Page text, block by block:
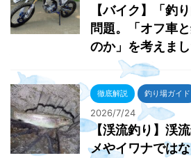
【バイク】「釣
問題。「オフ車
のか」を考えま
徹底解説 釣り場ガイド
2026/7/24
【渓流釣り】渓
メやイワナでは